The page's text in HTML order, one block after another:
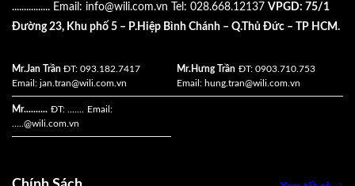
................ Email: info@wili.com.vn Tel: 028.668.12137 VPGD: 75/1
Đường 23, Khu phố 5 – P.Hiệp Bình Chánh – Q.Thủ Đức – TP HCM.
Mr.Jan Trần ĐT: 093.182.7417
Email: jan.tran@wili.com.vn
Mr.Hưng Trần ĐT: 0903.710.753
Email: hung.tran@wili.com.vn
Mr.......... ĐT: ....... Email:
.....@wili.com.vn